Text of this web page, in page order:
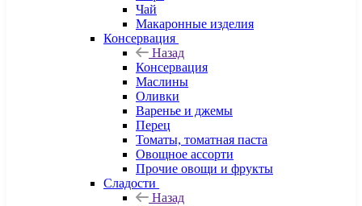
Чай
Макаронные изделия
Консервация
Назад
Консервация
Маслины
Оливки
Варенье и джемы
Перец
Томаты, томатная паста
Овощное ассорти
Прочие овощи и фрукты
Сладости
Назад